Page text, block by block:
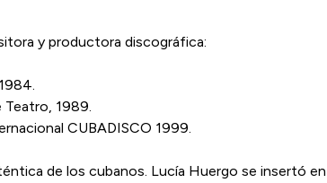
y productora discográfica:
Teatro, 1989.
CUBADISCO 1999.
de los cubanos. Lucía Huergo se insertó